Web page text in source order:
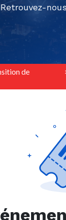
Retrouvez-
de